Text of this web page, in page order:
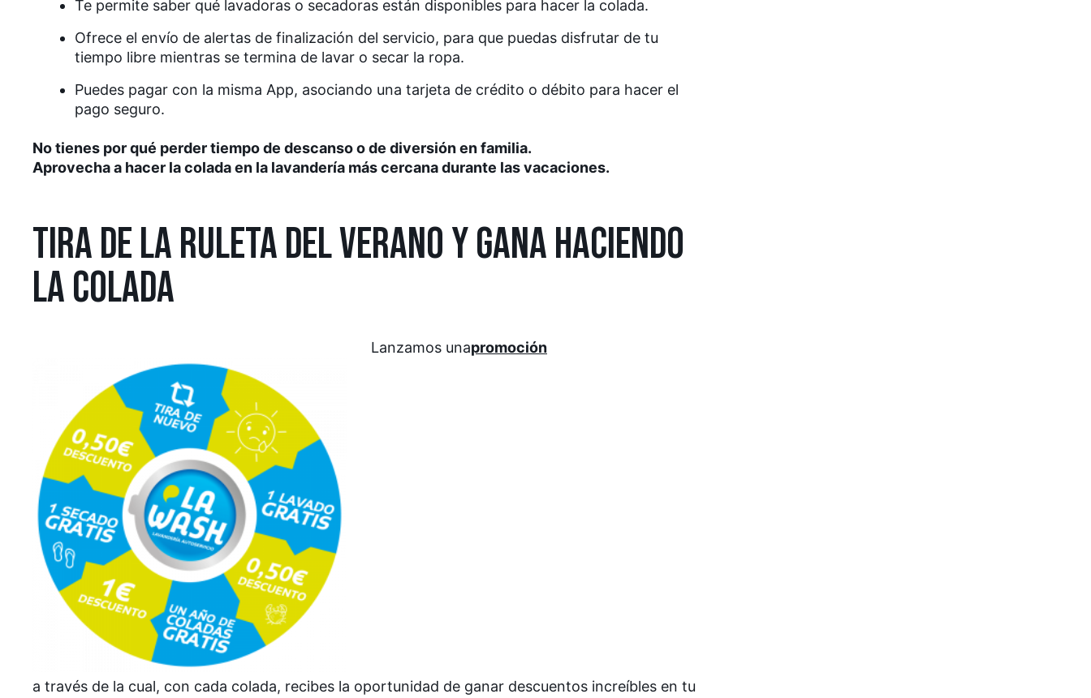
Te permite saber qué lavadoras o secadoras están disponibles para hacer la colada.
Ofrece el envío de alertas de finalización del servicio, para que puedas disfrutar de tu
tiempo libre mientras se termina de lavar o secar la ropa.
Puedes pagar con la misma App, asociando una tarjeta de crédito o débito para hacer el
pago seguro.
No tienes por qué perder tiempo de descanso o de diversión en familia.
Aprovecha a hacer la colada en la lavandería más cercana durante las vacaciones.
TIRA DE LA RULETA DEL VERANO Y GANA HACIENDO
LA COLADA
Lanzamos unapromoción
a través de la cual, con cada colada, recibes la oportunidad de ganar descuentos increíbles en tu